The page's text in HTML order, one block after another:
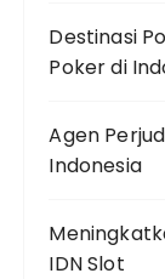
Destinasi
Poker di
Agen
Indonesia
IDN Slot